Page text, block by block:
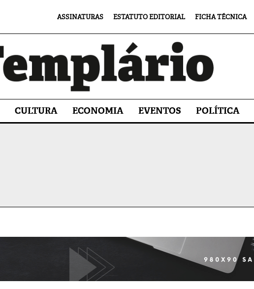
ASSINATURAS ESTATUTO EDITORIAL FICHA TÉCNICA
CULTURA ECONOMIA EVENTOS POLÍTICA